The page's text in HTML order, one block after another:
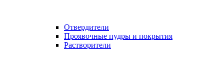
Отвердители
Проявочные пудры и покрытия
Растворители